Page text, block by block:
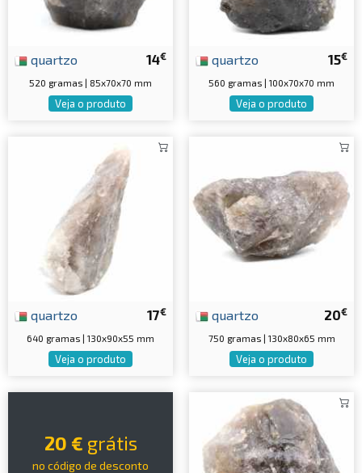
14€
quartzo
520 gramas | 85x70x70 mm
Veja o produto
15€
quartzo
560 gramas | 100x70x70 mm
Veja o produto
17€
quartzo
640 gramas | 130x90x55 mm
Veja o produto
20€
quartzo
750 gramas | 130x80x65 mm
Veja o produto
20 € grátis
no código de desconto